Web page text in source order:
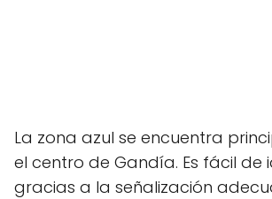
La zona azul se encuentra
el centro de Gandía. Es fácil de
gracias a la señalización